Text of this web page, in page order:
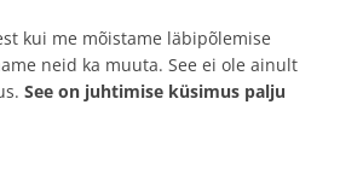
kui me mõistame läbipõlemise
neid ka muuta. See ei ole ainult
See on juhtimise küsimus palju